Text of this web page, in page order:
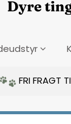
FRI FRAGT